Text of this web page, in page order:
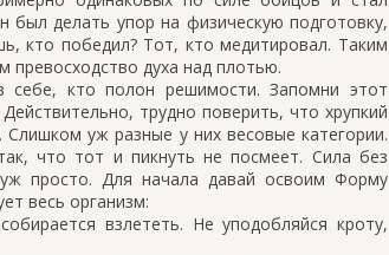
делать упор на физическую подготовку,
кто победил? Тот, кто медитировал. Таким
духа над плотью.
кто полон решимости. Запомни этот
трудно поверить, что хрупкий
Слишком уж разные у них весовые категории.
что тот и пикнуть не посмеет. Сила без
просто. Для начала давай освоим Форму
весь организм:
взлететь. Не уподобляйся кроту,